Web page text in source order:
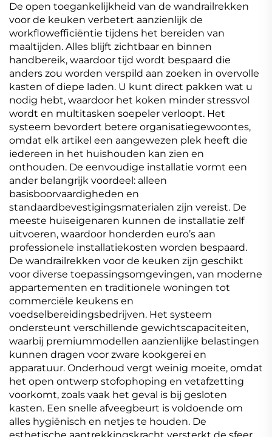
De open toegankelijkheid van de wandrailrekken
voor de keuken verbetert aanzienlijk de
workflowefficiëntie tijdens het bereiden van
maaltijden. Alles blijft zichtbaar en binnen
handbereik, waardoor tijd wordt bespaard die
anders zou worden verspild aan zoeken in overvolle
kasten of diepe laden. U kunt direct pakken wat u
nodig hebt, waardoor het koken minder stressvol
wordt en multitasken soepeler verloopt. Het
systeem bevordert betere organisatiegewoontes,
omdat elk artikel een aangewezen plek heeft die
iedereen in het huishouden kan zien en
onthouden. De eenvoudige installatie vormt een
ander belangrijk voordeel: alleen
basisboorvaardigheden en
standaardbevestigingsmaterialen zijn vereist. De
meeste huiseigenaren kunnen de installatie zelf
uitvoeren, waardoor honderden euro’s aan
professionele installatiekosten worden bespaard.
De wandrailrekken voor de keuken zijn geschikt
voor diverse toepassingsomgevingen, van moderne
appartementen en traditionele woningen tot
commerciële keukens en
voedselbereidingsbedrijven. Het systeem
ondersteunt verschillende gewichtscapaciteiten,
waarbij premiummodellen aanzienlijke belastingen
kunnen dragen voor zware kookgerei en
apparatuur. Onderhoud vergt weinig moeite, omdat
het open ontwerp stofophoping en vetafzetting
voorkomt, zoals vaak het geval is bij gesloten
kasten. Een snelle afveegbeurt is voldoende om
alles hygiënisch en netjes te houden. De